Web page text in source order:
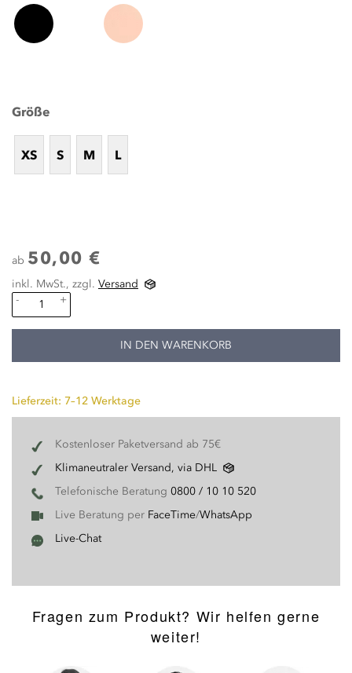
Größe
XS S M L
ab 50,00 €
inkl. MwSt., zzgl. Versand
-
+
IN DEN WARENKORB
Lieferzeit: 7–12 Werktage
Kostenloser Paketversand ab 75€
Klimaneutraler Versand, via DHL
Telefonische Beratung 0800 / 10 10 520
Live Beratung per FaceTime/WhatsApp
Live-Chat
Fragen zum Produkt? Wir helfen gerne
weiter!